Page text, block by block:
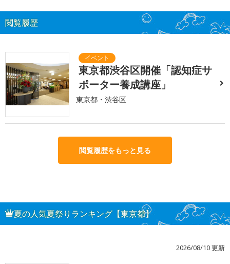
閲覧履歴
東京都渋谷区開催「認知症サ
ポーター養成講座」
東京都・渋谷区
閲覧履歴をもっと見る
夏の人気夏祭りランキング【東京都】
2026/08/10 更新